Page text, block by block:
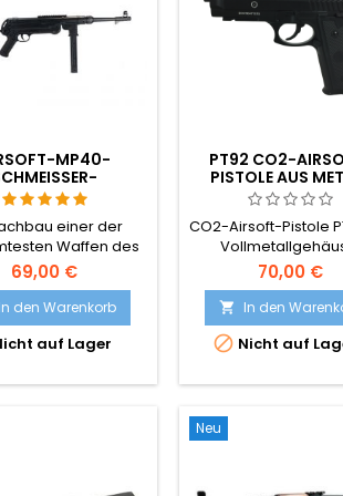
MP40-
einer der
Waffen des
Weltkriegs – der
Schmeisser. Aus
gefertigt.
69,00 €
In den Warenkorb
auf Lager
PT92 CO2-
PISTOLE AUS
CO2-Airsoft-Pistole
70,00 €
 In den
 Nicht auf
Neu